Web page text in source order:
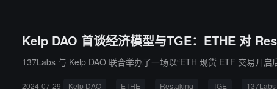
Kelp DAO 首谈经济模型与TGE：ETHE 对
137Labs 与 Kelp DAO 联合举办了一场以“ETH 现货 ETF 交易开启
2024-07-29 Kelp DAO ETHE Restaking TGE 137Labs